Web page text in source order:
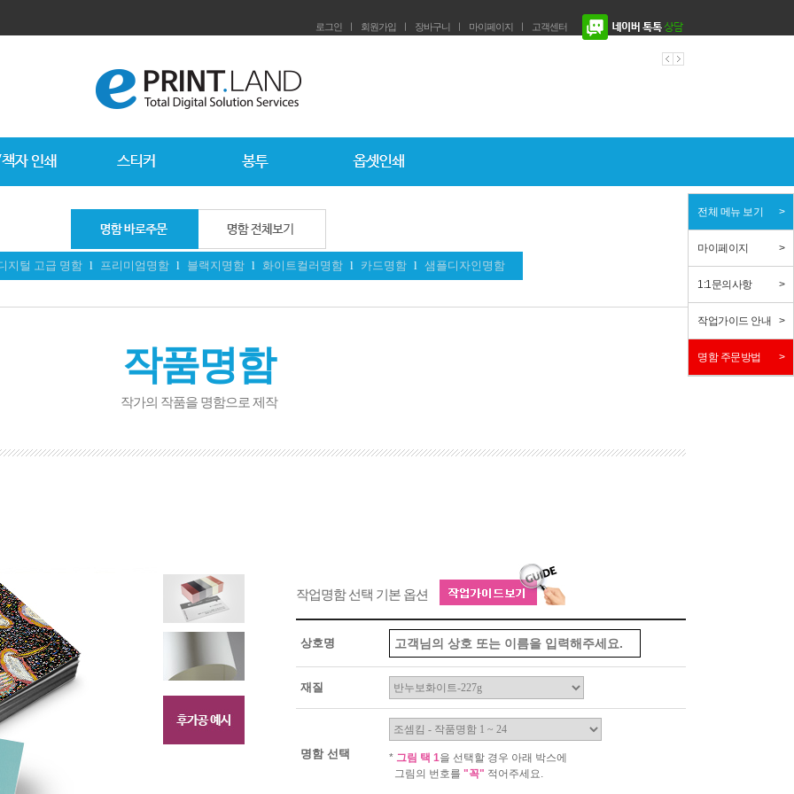
로그인 ㅣ 회원가입 ㅣ 장바구니 ㅣ 마이페이지 ㅣ 고객센터
지털 고급 명함 l 프리미엄명함 l 블랙지명함 l 화이트컬러명함 l 카드명함 l 샘플디자인명함
작품명함
작가의 작품을 명함으로 제작
작업명함 선택 기본 옵션
상호명
재질
명함 선택 * 그림 택 1을 선택할 경우 아래 박스에
그림의 번호를 "꼭" 적어주세요.
전체 메뉴 보기
마이페이지
1:1문의사항
작업가이드 안내
명함 주문방법